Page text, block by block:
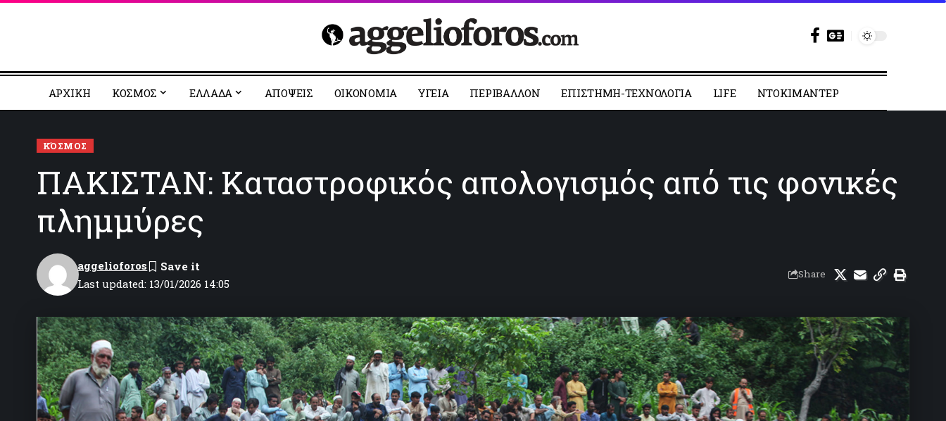
ΑΡΧΙΚΗ ΚΟΣΜΟΣ EΛΛΑΔΑ ΑΠΟΨΕΙΣ ΟΙΚΟΝΟΜΙΑ YΓΕΙΑ ΠΕΡΙΒΑΛΛΟΝ ΕΠΙΣΤΗΜΗ-ΤΕΧΝΟΛΟΓΙΑ LIFE ΝΤΟΚΙΜΑΝΤΕΡ
ΚΌΣΜΟΣ
ΠΑΚΙΣΤΑΝ: Καταστροφικός απολογισμός από τις φονικές
πλημμύρες
Last updated: 13/01/2026 14:05
aggelioforos
Share